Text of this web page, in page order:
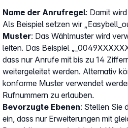
Name der Anrufregel: Damit
Als Beispiel setzen wir
Muster: Das Wählmuster wird
leiten. Das Beispiel
dass nur Anrufe mit bis zu 14
weitergeleitet werden. Alternativ
konforme Muster verwendet
Rufnummern zu erlauben.
Bevorzugte Ebenen: Stellen Sie
ein, dass nur Erweiterungen mit